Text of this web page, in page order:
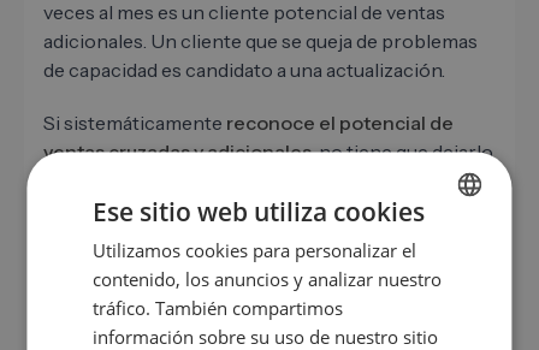
veces al mes es un cliente potencial de ventas
adicionales. Un cliente que se queja de problemas
de capacidad es candidato a una actualización.
Si sistemáticamente reconoce el potencial de
ventas cruzadas y adicionales, no tiene que dejarlo
al azar. Junto con su equipo de servicio, defina de
cinco a diez señales concretas que activarán
automáticamente un traspaso interno a ventas. No
se trata de vender en una conversación con el
cliente, sino de escuchar estructuradamente.
GERMAN
EN
ES
Ese sitio web utiliza cookies
Utilizamos cookies para personalizar el
contenido, los anuncios y analizar nuestro
tráfico. También compartimos
información sobre su uso de nuestro sitio